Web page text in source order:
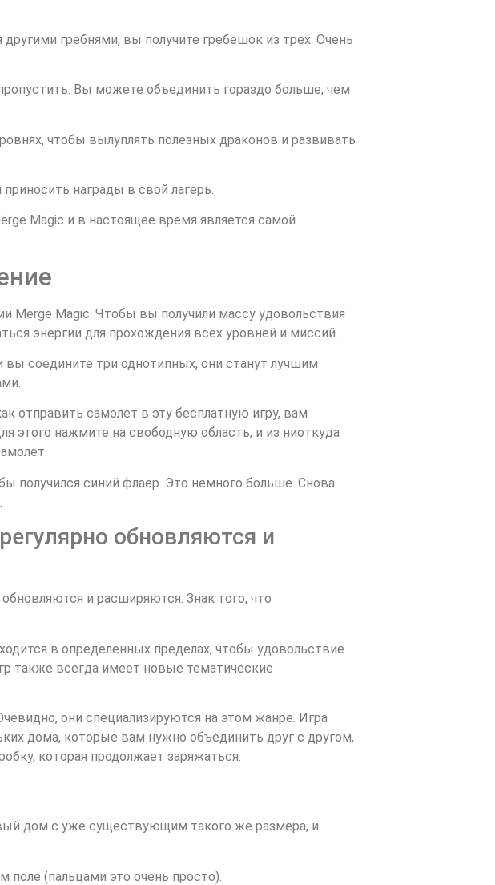
гребнями, вы получите гребешок из трех. Очень
Вы можете объединить гораздо больше, чем
чтобы вылуплять полезных драконов и развивать
награды в свой лагерь.
Magic и в настоящее время является самой
Merge Magic. Чтобы вы получили массу удовольствия
энергии для прохождения всех уровней и миссий.
соедините три однотипных, они станут лучшим
отправить самолет в эту бесплатную игру, вам
этого нажмите на свободную область, и из ниоткуда
получился синий флаер. Это немного больше. Снова
обновляются и
и расширяются. Знак того, что
в определенных пределах, чтобы удовольствие
также всегда имеет новые тематические
они специализируются на этом жанре. Игра
дома, которые вам нужно объединить друг с другом,
которая продолжает заряжаться.
дом с уже существующим такого же размера, и
(пальцами это очень просто).